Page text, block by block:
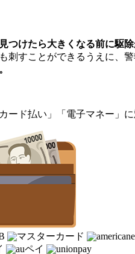
つけたら大きくなる前に駆除
刺すことができるうえに、
ード払い」「電子マネー」に